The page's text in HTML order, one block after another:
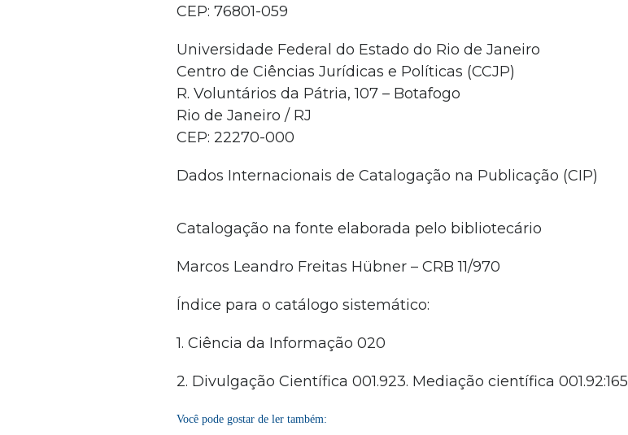
CEP: 76801-059
Universidade Federal do Estado do Rio de Janeiro
Centro de Ciências Jurídicas e Políticas (CCJP)
R. Voluntários da Pátria, 107 – Botafogo
Rio de Janeiro / RJ
CEP: 22270-000
Dados Internacionais de Catalogação na Publicação (CIP)
Catalogação na fonte elaborada pelo bibliotecário
Marcos Leandro Freitas Hübner – CRB 11/970
Índice para o catálogo sistemático:
1. Ciência da Informação 020
2. Divulgação Científica 001.923. Mediação científica 001.92:165
Você pode gostar de ler também: